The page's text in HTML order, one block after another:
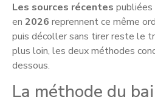
Les sources récentes publiées
en 2026 reprennent ce même
puis décoller sans tirer reste le
plus loin, les deux méthodes
dessous.
La méthode du